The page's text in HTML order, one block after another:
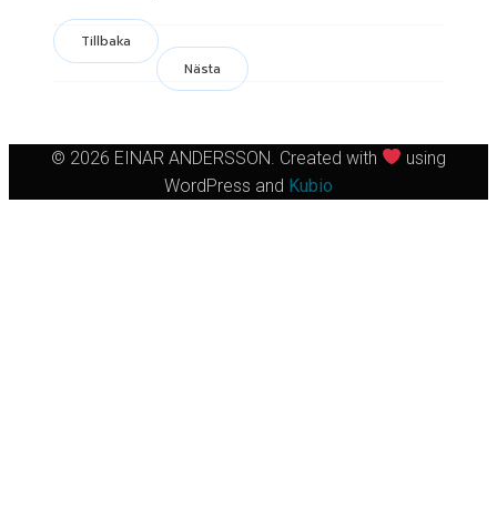
Tillbaka
Nästa
© 2026 EINAR ANDERSSON. Created with
using
WordPress and Kubio